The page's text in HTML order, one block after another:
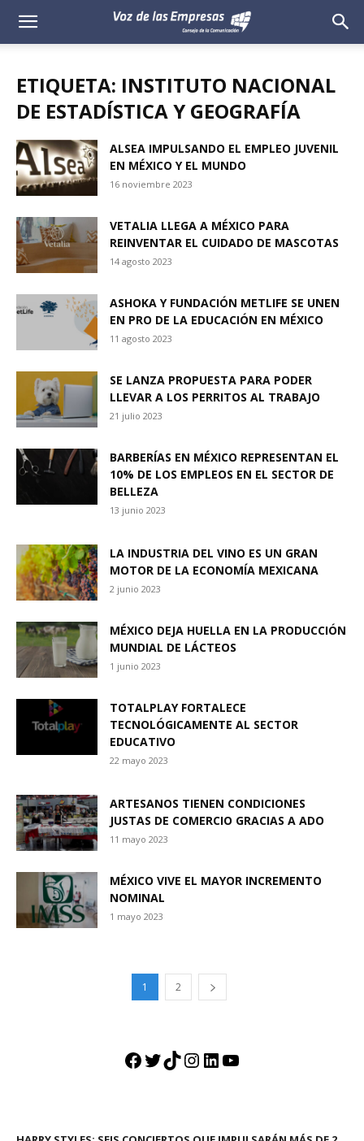
Voz
Empresas
ETIQUETA: INSTITUTO NACIONAL
DE ESTADÍSTICA Y GEOGRAFÍA
ALSEA IMPULSANDO EL EMPLEO JUVENIL
EN MÉXICO Y EL MUNDO
16 noviembre 2023
VETALIA LLEGA A MÉXICO PARA
REINVENTAR EL CUIDADO DE MASCOTAS
14 agosto 2023
ASHOKA Y FUNDACIÓN METLIFE SE UNEN
EN PRO DE LA EDUCACIÓN EN MÉXICO
11 agosto 2023
SE LANZA PROPUESTA PARA PODER
LLEVAR A LOS PERRITOS AL TRABAJO
21 julio 2023
BARBERÍAS EN MÉXICO REPRESENTAN EL
10% DE LOS EMPLEOS EN EL SECTOR DE
BELLEZA
13 junio 2023
LA INDUSTRIA DEL VINO ES UN GRAN
MOTOR DE LA ECONOMÍA MEXICANA
2 junio 2023
MÉXICO DEJA HUELLA EN LA PRODUCCIÓN
MUNDIAL DE LÁCTEOS
1 junio 2023
TOTALPLAY FORTALECE
TECNOLÓGICAMENTE AL SECTOR
EDUCATIVO
22 mayo 2023
ARTESANOS TIENEN CONDICIONES
JUSTAS DE COMERCIO GRACIAS A ADO
11 mayo 2023
MÉXICO VIVE EL MAYOR INCREMENTO
NOMINAL
1 mayo 2023
1 2
Facebook
Twitter
TikTok
Instagram
LinkedIn
YouTube